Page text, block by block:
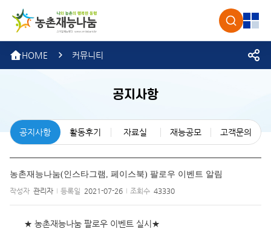
농촌 검색
HOME 커뮤니티
공지사항
공지사항 활동후기 자료실 재능공모 고객문의
농촌재능나눔(인스타그램, 페이스북) 팔로우 이벤트 알림
작성자 관리자 등록일 2021-07-26 조회수 43330
★ 농촌재능나눔 팔로우 이벤트 실시 ★